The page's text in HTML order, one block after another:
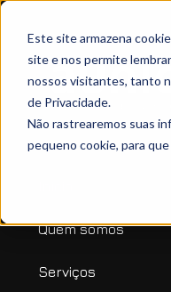
Este site armazena
site e nos permite
nossos visitantes, tanto
de Privacidade.
Não rastrearemos suas
pequeno cookie, para
Quem somos
Serviços